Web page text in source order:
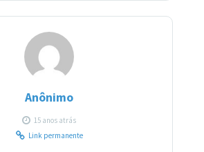
Anônimo
15 anos atrás
Link permanente